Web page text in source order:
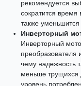
рекомендуется
сократится
также
Инверторный
Инверторный
преобразователя
чему надежность
меньше трущихся
уровень